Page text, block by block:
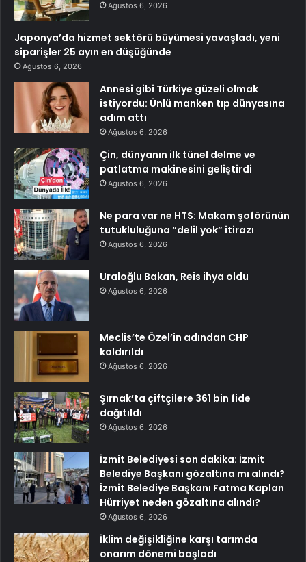
Ağustos 6, 2026
Japonya’da hizmet sektörü büyümesi yavaşladı, yeni
siparişler 25 ayın en düşüğünde
Ağustos 6, 2026
Annesi gibi Türkiye güzeli olmak
istiyordu: Ünlü manken tıp dünyasına
adım attı
Ağustos 6, 2026
Çin, dünyanın ilk tünel delme ve
patlatma makinesini geliştirdi
Ağustos 6, 2026
Ne para var ne HTS: Makam şoförünün
tutukluluğuna “delil yok” itirazı
Ağustos 6, 2026
Uraloğlu Bakan, Reis ihya oldu
Ağustos 6, 2026
Meclis’te Özel’in adından CHP
kaldırıldı
Ağustos 6, 2026
Şırnak’ta çiftçilere 361 bin fide
dağıtıldı
Ağustos 6, 2026
İzmit Belediyesi son dakika: İzmit
Belediye Başkanı gözaltına mı alındı?
İzmit Belediye Başkanı Fatma Kaplan
Hürriyet neden gözaltına alındı?
Ağustos 6, 2026
İklim değişikliğine karşı tarımda
onarım dönemi başladı